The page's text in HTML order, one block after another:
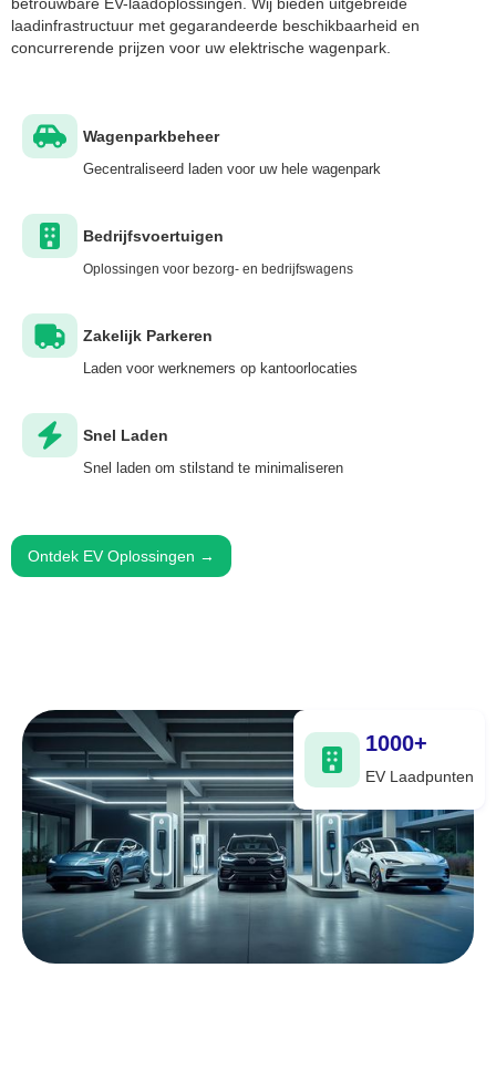
laadinfrastructuur met gegarandeerde beschikbaarheid en
concurrerende prijzen voor uw elektrische wagenpark.
Wagenparkbeheer
Gecentraliseerd laden voor uw hele wagenpark
Bedrijfsvoertuigen
Oplossingen voor bezorg- en bedrijfswagens
Zakelijk Parkeren
Laden voor werknemers op kantoorlocaties
Snel Laden
Snel laden om stilstand te minimaliseren
Ontdek EV Oplossingen →
1000+
EV Laadpunten